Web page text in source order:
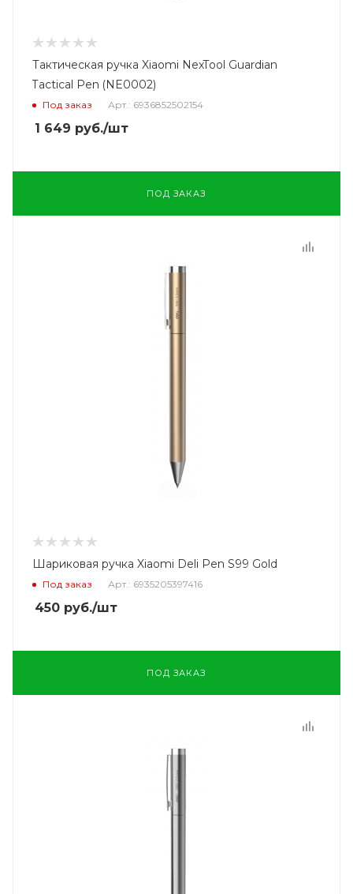
Тактическая ручка Xiaomi NexTool Guardian
Tactical Pen (NE0002)
Под заказ Арт.: 6936852502154
1 649 руб./шт
ПОД ЗАКАЗ
Шариковая ручка Xiaomi Deli Pen S99 Gold
Под заказ Арт.: 6935205397416
450 руб./шт
ПОД ЗАКАЗ